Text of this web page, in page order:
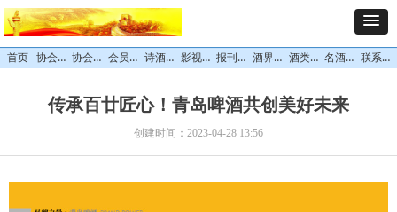
首页 协会概况 协会领导 会员中心 诗酒文化 影视专栏 报刊杂志 酒界精英 酒类专区 名酒风采 联系我们
传承百廿匠心！青岛啤酒共创美好未来
创建时间： 2023-04-28 13:56